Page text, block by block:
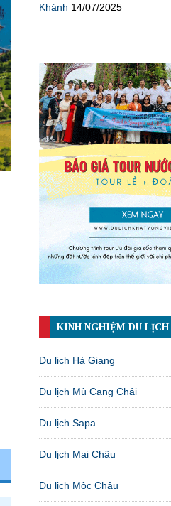
Khánh 14/07/2025
KINH NGHIỆM DU LỊCH
Du lịch Hà Giang
Du lịch Mù Cang Chải
Du lịch Sapa
Du lịch Mai Châu
Du lịch Mộc Châu